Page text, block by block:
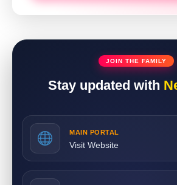
JOIN THE FAMILY
Stay updated with
MAIN PORTAL
Visit Website